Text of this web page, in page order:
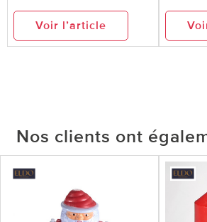
Voir l’article
Nos clients ont